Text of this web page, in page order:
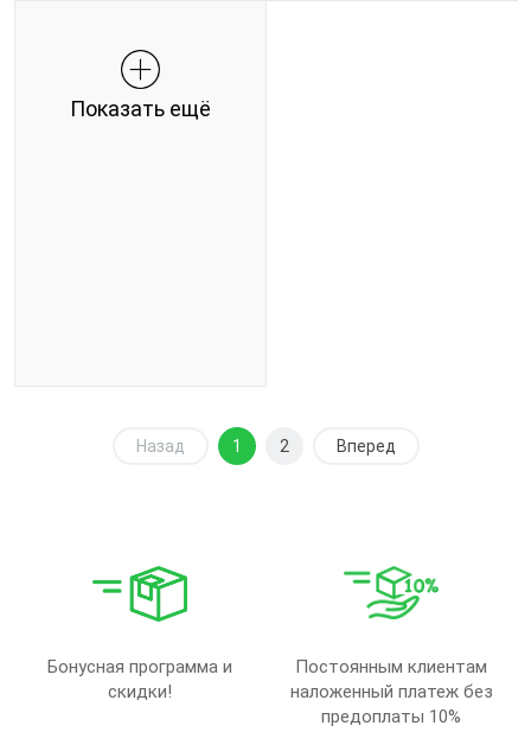
Показать ещё
Назад 1 2 Вперед
Бонусная программа и
скидки!
Постоянным клиентам
наложенный платеж без
предоплаты 10%